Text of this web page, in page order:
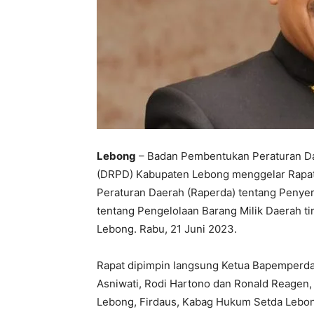
Lebong – Badan Pembentukan Peraturan
(DRPD) Kabupaten Lebong menggelar
Peraturan Daerah (Raperda) tentang
tentang Pengelolaan Barang Milik Daerah
Lebong. Rabu, 21 Juni 2023.
Rapat dipimpin langsung Ketua
Asniwati, Rodi Hartono dan Ronald
Lebong, Firdaus, Kabag Hukum Setda